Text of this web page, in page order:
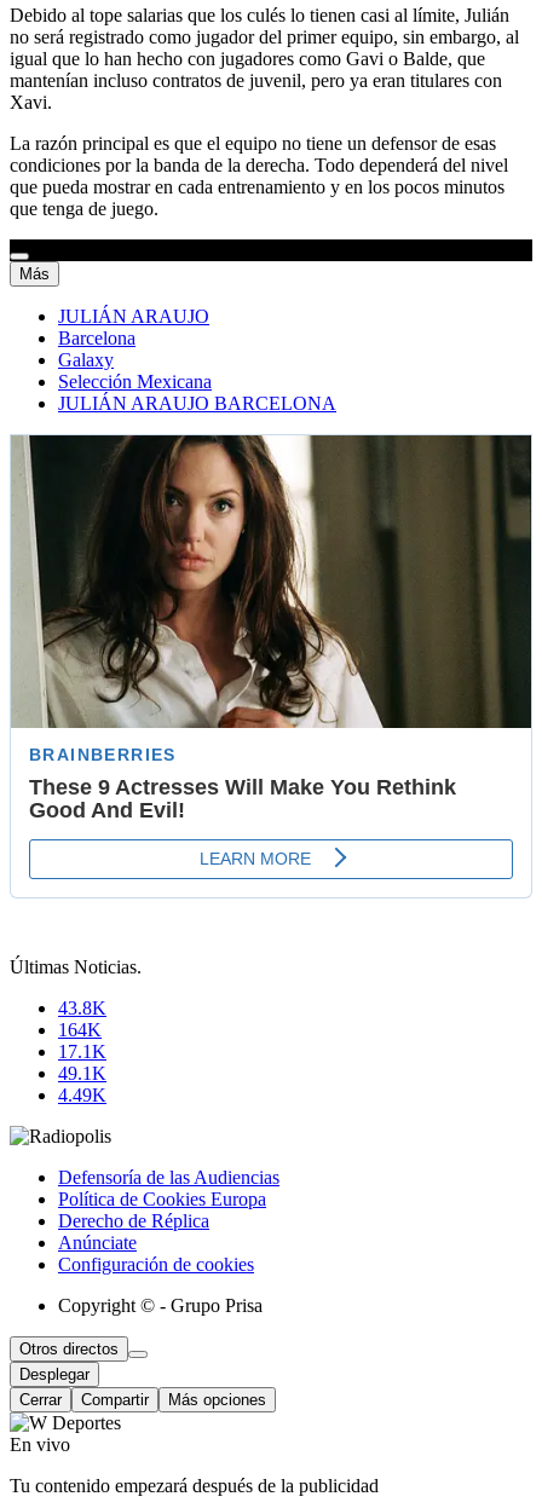
Debido al tope salarias que los culés lo tienen casi al límite, Julián
no será registrado como jugador del primer equipo, sin embargo, al
igual que lo han hecho con jugadores como Gavi o Balde, que
mantenían incluso contratos de juvenil, pero ya eran titulares con
Xavi.
La razón principal es que el equipo no tiene un defensor de esas
condiciones por la banda de la derecha. Todo dependerá del nivel
que pueda mostrar en cada entrenamiento y en los pocos minutos
que tenga de juego.
Más
JULIÁN ARAUJO
Barcelona
Galaxy
Selección Mexicana
JULIÁN ARAUJO BARCELONA
Últimas Noticias.
43.8K
164K
17.1K
49.1K
4.49K
Defensoría de las Audiencias
Política de Cookies Europa
Derecho de Réplica
Anúnciate
Configuración de cookies
Copyright © - Grupo Prisa
Otros directos
Desplegar
Cerrar
Compartir Más opciones
En vivo
Tu contenido empezará después de la publicidad